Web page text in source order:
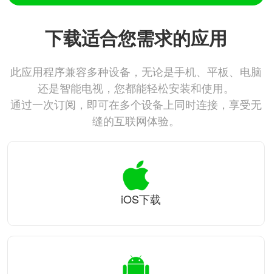
下载适合您需求的应用
此应用程序兼容多种设备，无论是手机、平板、电脑
还是智能电视，您都能轻松安装和使用。
通过一次订阅，即可在多个设备上同时连接，享受无
缝的互联网体验。
iOS下载